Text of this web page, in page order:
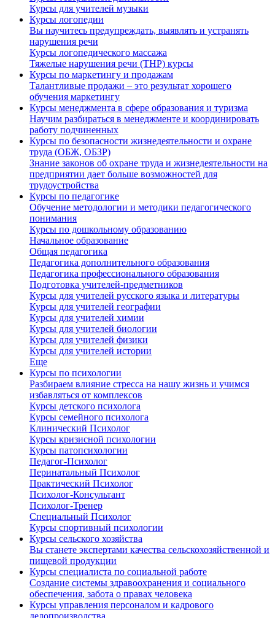
Курсы для учителей музыки
Курсы логопедии
Вы научитесь предупреждать, выявлять и устранять
нарушения речи
Курсы логопедического массажа
Тяжелые нарушения речи (ТНР) курсы
Курсы по маркетингу и продажам
Талантливые продажи – это результат хорошего
обучения маркетингу
Курсы менеджмента в сфере образования и туризма
Научим разбираться в менеджменте и координировать
работу подчиненных
Курсы по безопасности жизнедеятельности и охране
труда (ОБЖ, ОБЗР)
Знание законов об охране труда и жизнедеятельности на
предприятии дает больше возможностей для
трудоустройства
Курсы по педагогике
Обучение методологии и методики педагогического
понимания
Курсы по дошкольному образованию
Начальное образование
Общая педагогика
Педагогика дополнительного образования
Педагогика профессионального образования
Подготовка учителей-предметников
Курсы для учителей русского языка и литературы
Курсы для учителей географии
Курсы для учителей химии
Курсы для учителей биологии
Курсы для учителей физики
Курсы для учителей истории
Еще
Курсы по психологии
Разбираем влияние стресса на нашу жизнь и учимся
избавляться от комплексов
Курсы детского психолога
Курсы семейного психолога
Клинический Психолог
Курсы кризисной психологии
Курсы патопсихологии
Педагог-Психолог
Перинатальный Психолог
Практический Психолог
Психолог-Консультант
Психолог-Тренер
Специальный Психолог
Курсы спортивный психологии
Курсы сельского хозяйства
Вы станете экспертами качества сельскохозяйственной и
пищевой продукции
Курсы специалиста по социальной работе
Создание системы здравоохранения и социального
обеспечения, забота о правах человека
Курсы управления персоналом и кадрового
делопроизводства